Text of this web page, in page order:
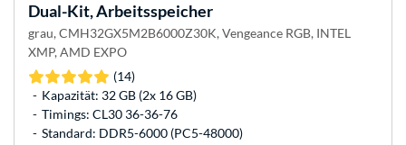
Dual-Kit, Arbeitsspeicher
grau, CMH32GX5M2B6000Z30K, Vengeance RGB, INTEL
XMP, AMD EXPO
(14)
Kapazität: 32 GB (2x 16 GB)
Timings: CL30 36-36-76
Standard: DDR5-6000 (PC5-48000)